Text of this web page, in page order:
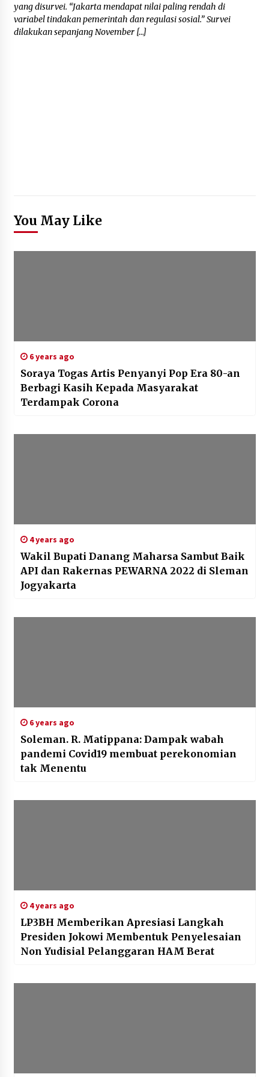
yang disurvei. “Jakarta mendapat nilai paling rendah di
variabel tindakan pemerintah dan regulasi sosial.” Survei
dilakukan sepanjang November […]
You May Like
6 years ago
Soraya Togas Artis Penyanyi Pop Era 80-an
Berbagi Kasih Kepada Masyarakat
Terdampak Corona
4 years ago
Wakil Bupati Danang Maharsa Sambut Baik
API dan Rakernas PEWARNA 2022 di Sleman
Jogyakarta
6 years ago
Soleman. R. Matippana: Dampak wabah
pandemi Covid19 membuat perekonomian
tak Menentu
4 years ago
LP3BH Memberikan Apresiasi Langkah
Presiden Jokowi Membentuk Penyelesaian
Non Yudisial Pelanggaran HAM Berat